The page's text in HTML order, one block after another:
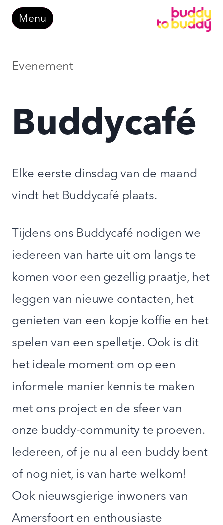
Doorgaan
naarMenu
Evenement
Buddycafé
Elke eerste dinsdag van de maand
vindt het Buddycafé plaats.
Tijdens ons Buddycafé nodigen we
iedereen van harte uit om langs te
komen voor een gezellig praatje, het
leggen van nieuwe contacten, het
genieten van een kopje koffie en het
spelen van een spelletje. Ook is dit
het ideale moment om op een
informele manier kennis te maken
met ons project en de sfeer van
onze buddy-community te proeven.
Iedereen, of je nu al een buddy bent
of nog niet, is van harte welkom!
Ook nieuwsgierige inwoners van
Amersfoort en enthousiaste